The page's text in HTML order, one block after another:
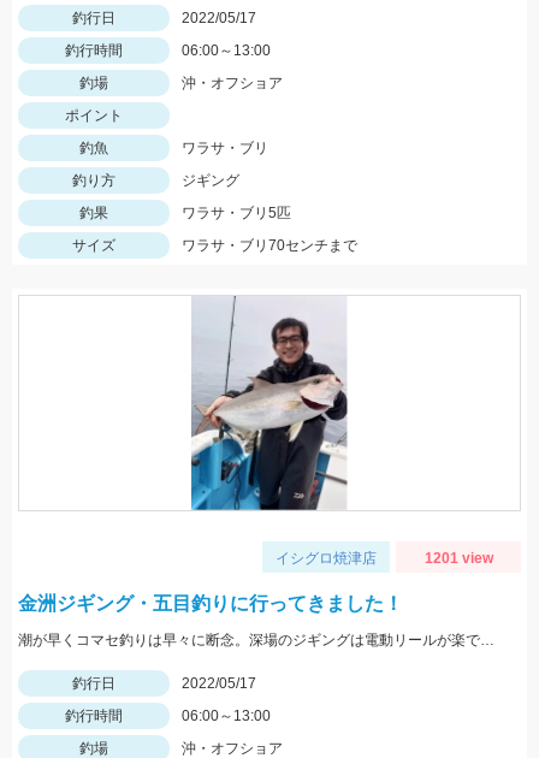
釣行日
2022/05/17
釣行時間
06:00～13:00
釣場
沖・オフショア
ポイント
釣魚
ワラサ・ブリ
釣り方
ジギング
釣果
ワラサ・ブリ5匹
サイズ
ワラサ・ブリ70センチまで
イシグロ焼津店 1201 view
金洲ジギング・五目釣りに行ってきました！
潮が早くコマセ釣りは早々に断念。深場のジギングは電動リールが楽でした。
釣行日
2022/05/17
釣行時間
06:00～13:00
釣場
沖・オフショア